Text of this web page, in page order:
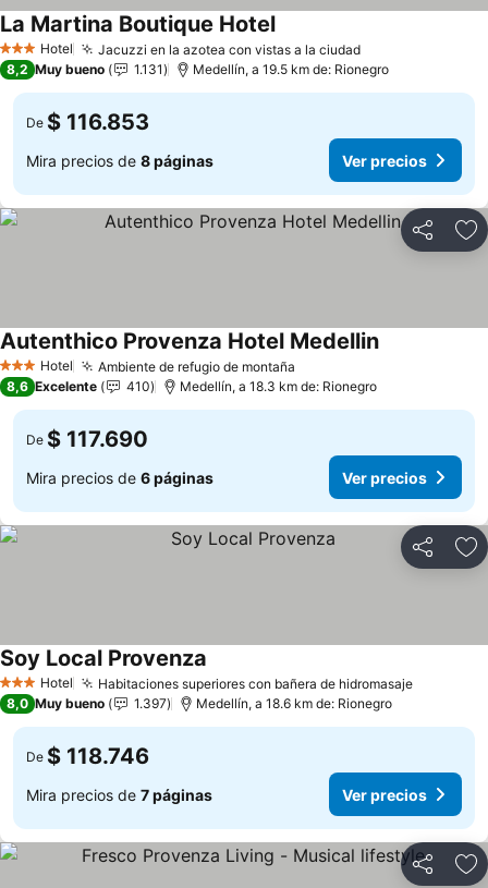
3 Estrellas
Hotel Jacuzzi en la azotea con vistas a la ciudadVer precios
La Martina Boutique HotelVer precios
8,2 Muy bueno 1.131 Medellín, a 19.5 km de: Rionegro
De $ 116.853
Mira precios de 8 páginas Ver precios
Compartir
3 Estrellas
Hotel Ambiente de refugio de montaña
Autenthico Provenza Hotel MedellinVer precios
8,6 Excelente 410 Medellín, a 18.3 km de: Rionegro
De $ 117.690
Mira precios de 6 páginas Ver precios
Compartir
3 Estrellas
Hotel Habitaciones superiores con bañera de hidromasajeVer
Soy Local Provenza
8,0 Muy bueno 1.397 Medellín, a 18.6 km de: Rionegro
De $ 118.746
Mira precios de 7 páginas Ver precios
Compartir